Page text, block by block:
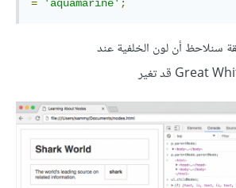
=
'aquamarine' ;
سنلاحظ أن لون الخلفية عند